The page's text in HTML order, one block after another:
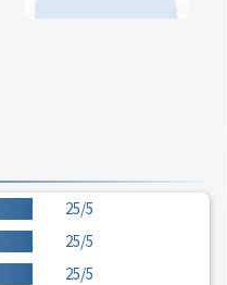
25/5
25/5
25/5